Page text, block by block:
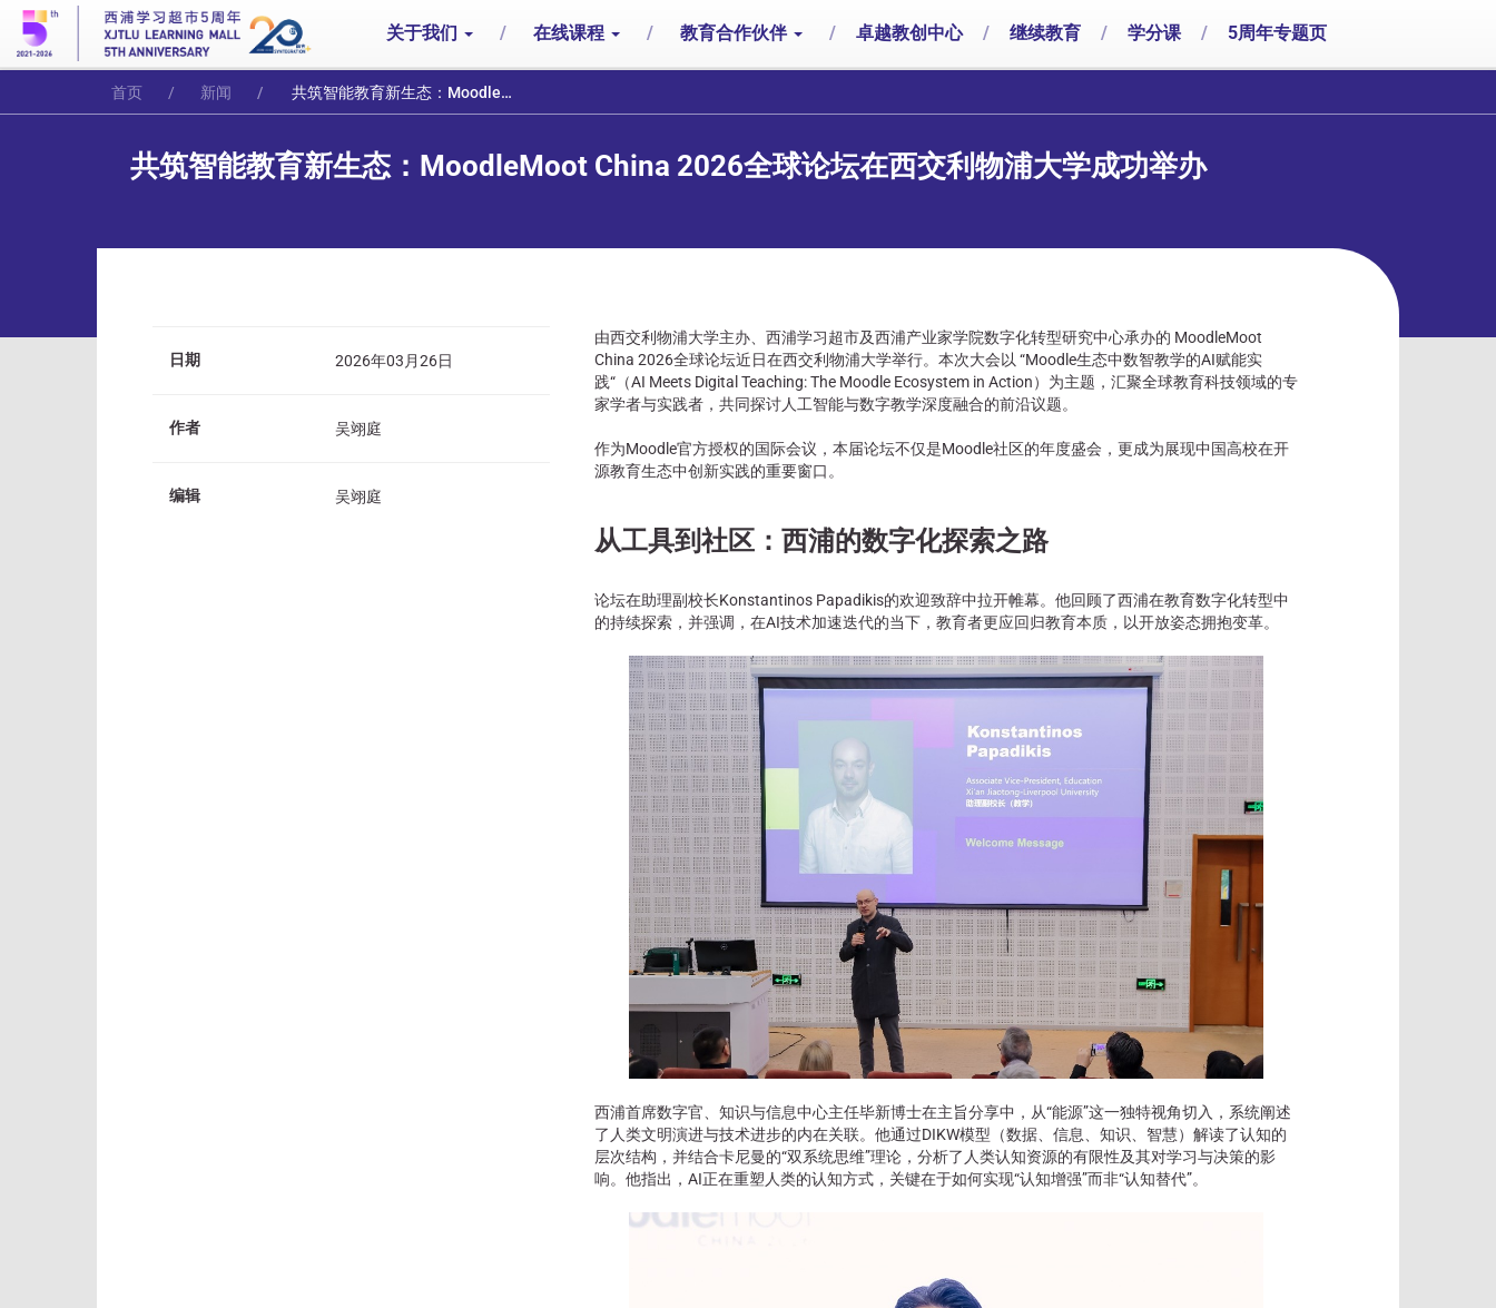
关于我们 / 在线课程 / 教育合作伙伴 / 卓越教创中心 / 继续教育 / 学分课 / 5周年专题页
首页 新闻 共筑智能教育新生态：MoodleMoot China 2026全球论坛在西交利物浦大学成功举办
共筑智能教育新生态：MoodleMoot China 2026全球论坛在西交利物浦大学成功举办
日期 2026年03月26日
作者 吴翊庭
编辑 吴翊庭
由西交利物浦大学主办、西浦学习超市及西浦产业家学院数字化转型研究中心承办的 MoodleMoot
China 2026全球论坛近日在西交利物浦大学举行。本次大会以 “Moodle生态中数智教学的AI赋能实
践“（AI Meets Digital Teaching: The Moodle Ecosystem in Action）为主题，汇聚全球教育科技领域的专
家学者与实践者，共同探讨人工智能与数字教学深度融合的前沿议题。
作为Moodle官方授权的国际会议，本届论坛不仅是Moodle社区的年度盛会，更成为展现中国高校在开
源教育生态中创新实践的重要窗口。
从工具到社区：西浦的数字化探索之路
论坛在助理副校长Konstantinos Papadikis的欢迎致辞中拉开帷幕。他回顾了西浦在教育数字化转型中
的持续探索，并强调，在AI技术加速迭代的当下，教育者更应回归教育本质，以开放姿态拥抱变革。
西浦首席数字官、知识与信息中心主任毕新博士在主旨分享中，从“能源”这一独特视角切入，系统阐述
了人类文明演进与技术进步的内在关联。他通过DIKW模型（数据、信息、知识、智慧）解读了认知的
层次结构，并结合卡尼曼的“双系统思维”理论，分析了人类认知资源的有限性及其对学习与决策的影
响。他指出，AI正在重塑人类的认知方式，关键在于如何实现“认知增强”而非“认知替代”。